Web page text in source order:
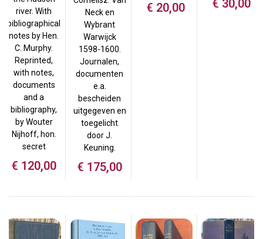
river. With
bibliographical
notes by Hen.
C. Murphy.
Reprinted,
with notes,
documents
and a
bibliography,
by Wouter
Nijhoff, hon.
secret
€ 120,00
Neck en
Wybrant
Warwijck
1598-1600.
Journalen,
documenten
e.a.
bescheiden
uitgegeven en
toegelicht
door J.
Keuning.
€ 175,00
€ 20,00 € 30,00